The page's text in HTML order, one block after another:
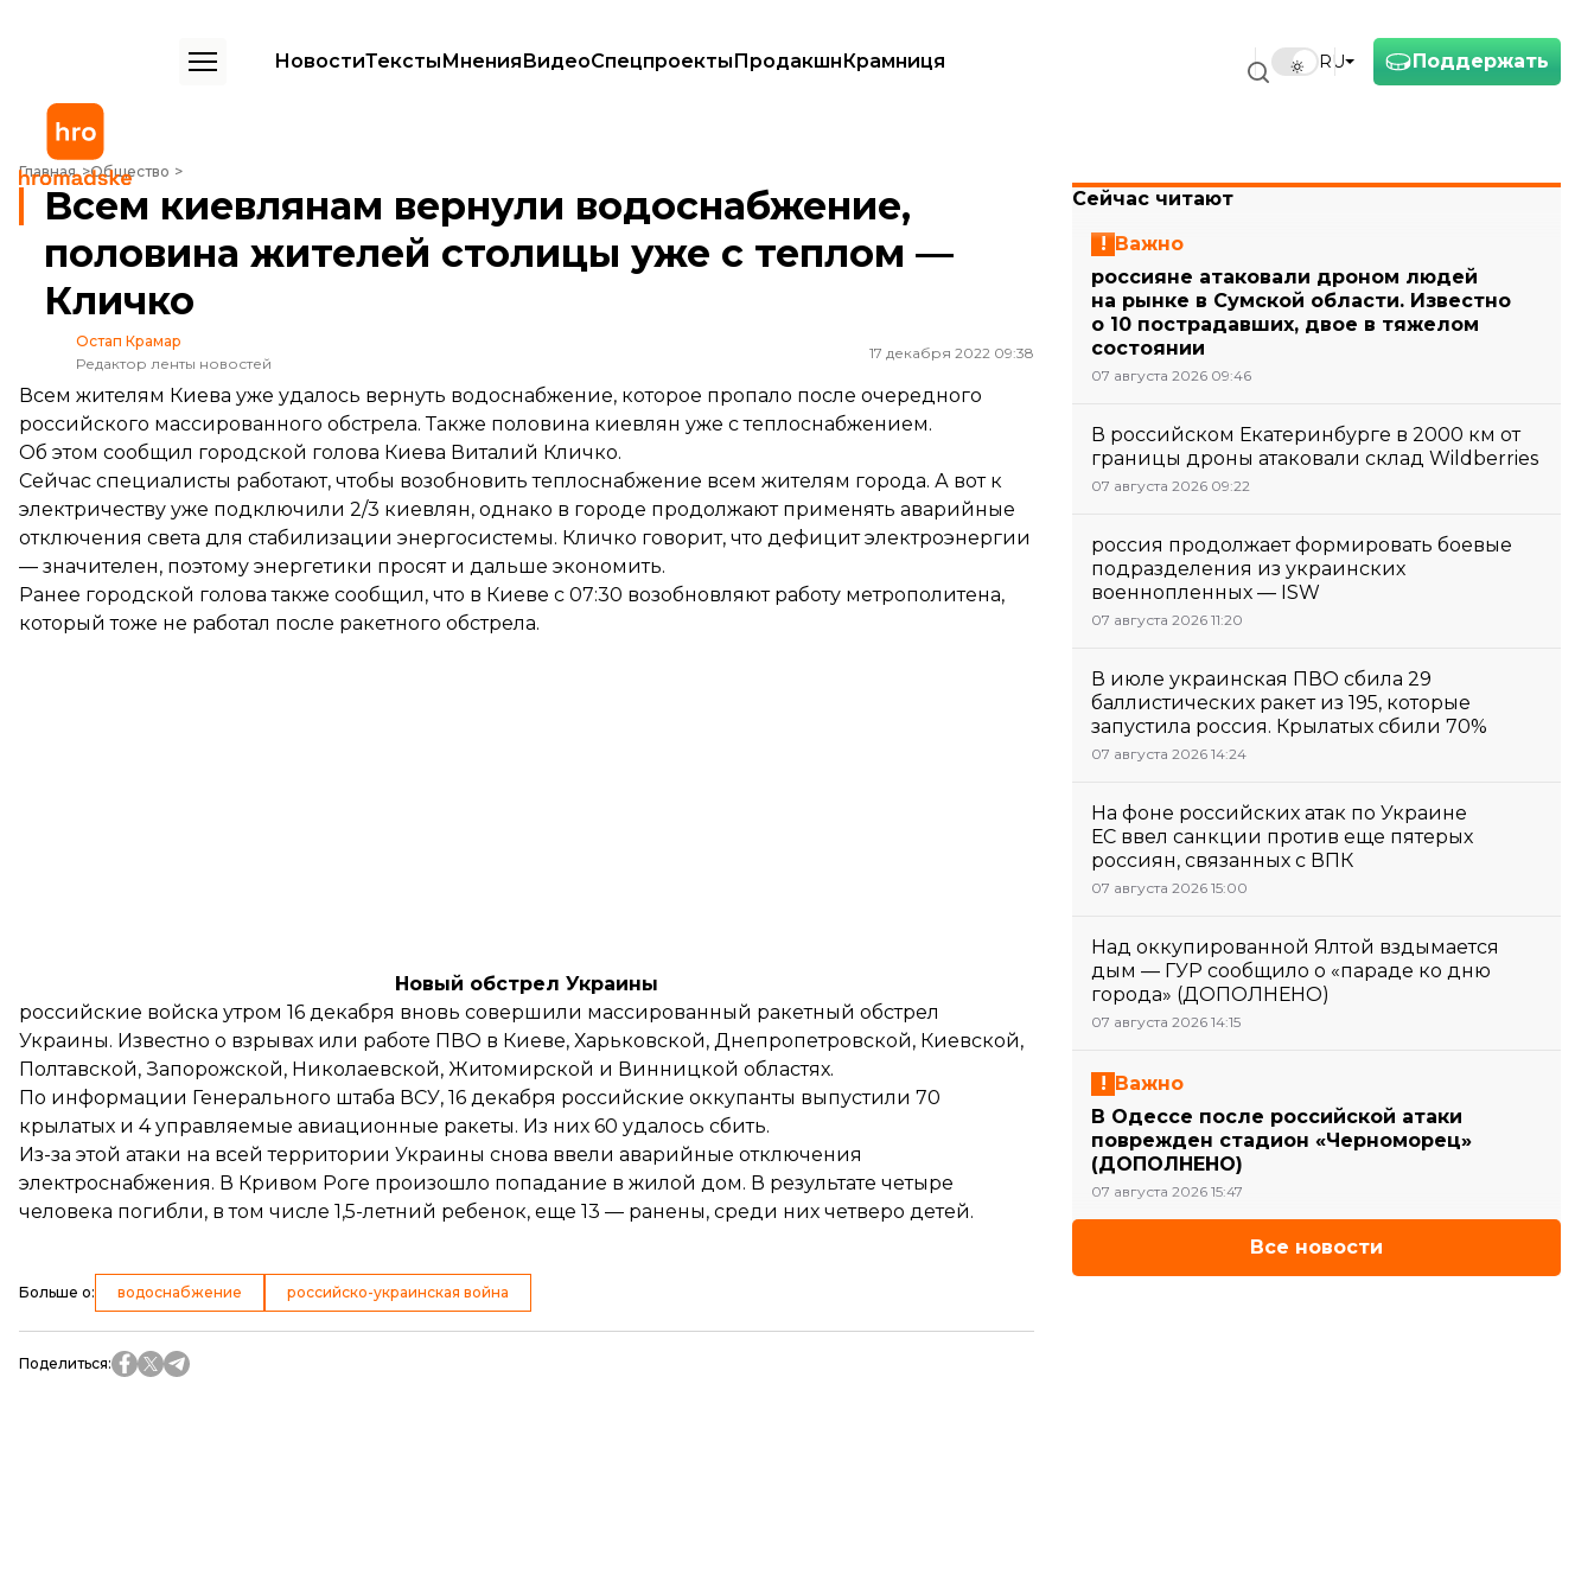
Поддержать
RU
НовостиТекстыМненияВидеоСпецпроектыПродакшнКрамниця
Главная Общество
Всем киевлянам вернули водоснабжение, половина жителей столицы уже с теплом — Кличко
Всем киевлянам вернули водоснабжение,
половина жителей столицы уже с теплом —
Кличко
Остап Крамар
Редактор ленты новостей
17 декабря 2022 09:38
Всем жителям Киева уже удалось вернуть водоснабжение, которое пропало после очередного
российского массированного обстрела. Также половина киевлян уже с теплоснабжением.
Об этом сообщил городской голова Киева Виталий Кличко.
Сейчас специалисты работают, чтобы возобновить теплоснабжение всем жителям города. А вот к
электричеству уже подключили 2/3 киевлян, однако в городе продолжают применять аварийные
отключения света для стабилизации энергосистемы. Кличко говорит, что дефицит электроэнергии
— значителен, поэтому энергетики просят и дальше экономить.
Ранее городской голова также сообщил, что в Киеве с 07:30 возобновляют работу метрополитена,
который тоже не работал после ракетного обстрела.
Новый обстрел Украины
российские войска утром 16 декабря вновь совершили массированный ракетный обстрел
Украины. Известно о взрывах или работе ПВО в Киеве, Харьковской, Днепропетровской, Киевской,
Полтавской, Запорожской, Николаевской, Житомирской и Винницкой областях.
По информации Генерального штаба ВСУ, 16 декабря российские оккупанты выпустили 70
крылатых и 4 управляемые авиационные ракеты. Из них 60 удалось сбить.
Из-за этой атаки на всей территории Украины снова ввели аварийные отключения
электроснабжения. В Кривом Роге произошло попадание в жилой дом. В результате четыре
человека погибли, в том числе 1,5-летний ребенок, еще 13 — ранены, среди них четверо детей.
Больше о: водоснабжение российско-украинская война
Поделиться:
Сейчас читают
Важно
россияне атаковали дроном людей
на рынке в Сумской области. Известно
о 10 пострадавших, двое в тяжелом
состоянии
07 августа 2026 09:46
В российском Екатеринбурге в 2000 км от
границы дроны атаковали склад Wildberries
07 августа 2026 09:22
россия продолжает формировать боевые
подразделения из украинских
военнопленных — ISW
07 августа 2026 11:20
В июле украинская ПВО сбила 29
баллистических ракет из 195, которые
запустила россия. Крылатых сбили 70%
07 августа 2026 14:24
На фоне российских атак по Украине
ЕС ввел санкции против еще пятерых
россиян, связанных с ВПК
07 августа 2026 15:00
Над оккупированной Ялтой вздымается
дым — ГУР сообщило о «параде ко дню
города» (ДОПОЛНЕНО)
07 августа 2026 14:15
Важно
В Одессе после российской атаки
поврежден стадион «Черноморец»
(ДОПОЛНЕНО)
07 августа 2026 15:47
Все новости